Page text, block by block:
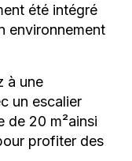
été intégré
environnement
à une
un escalier
de 20 m²ainsi
profiter des